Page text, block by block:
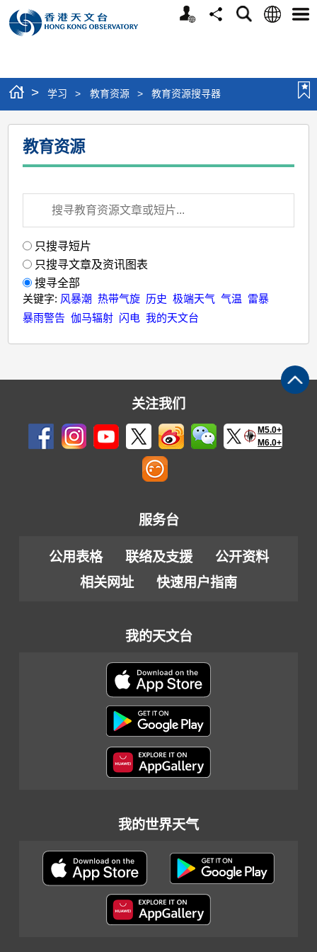
个
分
搜
语
选
> 学习 > 教育资源 > 教育资源搜寻器
教
育
源
搜
寻
器
教育资源
只搜寻短片
只搜寻文章及资讯图表
搜寻全部
关键字: 风暴潮 热带气旋 历史 极端天气 气温 雷暴
暴雨警告 伽马辐射 闪电 我的天文台
关注我们
M5.0+
M6.0+
服务台
公用表格 联络及支援
公开资料
相关网址
快速用户指南
我的天文台
我的世界天气